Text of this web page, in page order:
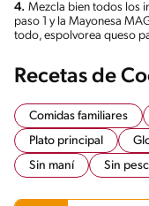
4. Mezcla bien todos los
paso 1 y la Mayonesa
todo, espolvorea queso
Recetas de
Comidas familiares
Plato principal
Sin maní
Sin